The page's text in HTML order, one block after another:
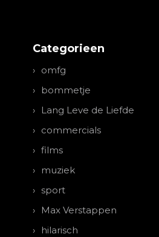
Categorieen
omfg
bommetje
Lang Leve de Liefde
commercials
films
muziek
sport
Max Verstappen
hilarisch